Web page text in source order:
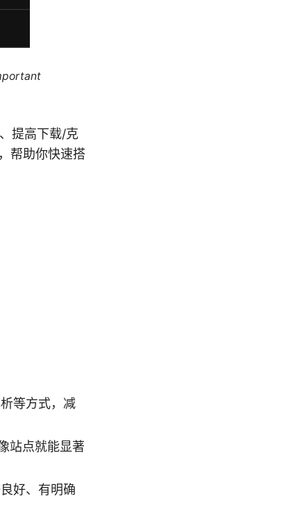
提高下载/克
帮助你快速搭
等方式，减
站点就能显著
好、有明确